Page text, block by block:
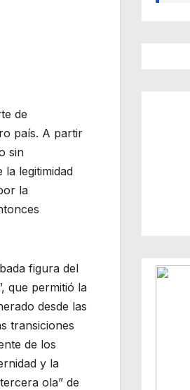
de
país. A partir
sin
legitimidad
la
figura del
que permitió la
desde las
transiciones
de los
y la
ola” de